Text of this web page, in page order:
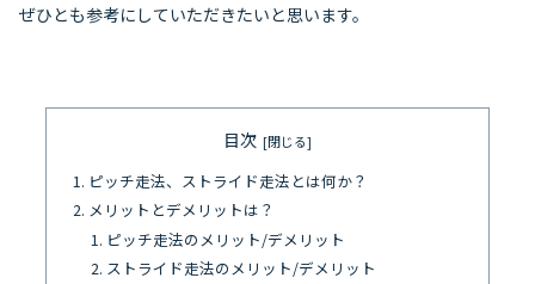
ぜひとも参考にしていただきたいと思います。
目次
ピッチ走法、ストライド走法とは何か？
メリットとデメリットは？
ピッチ走法のメリット/デメリット
ストライド走法のメリット/デメリット